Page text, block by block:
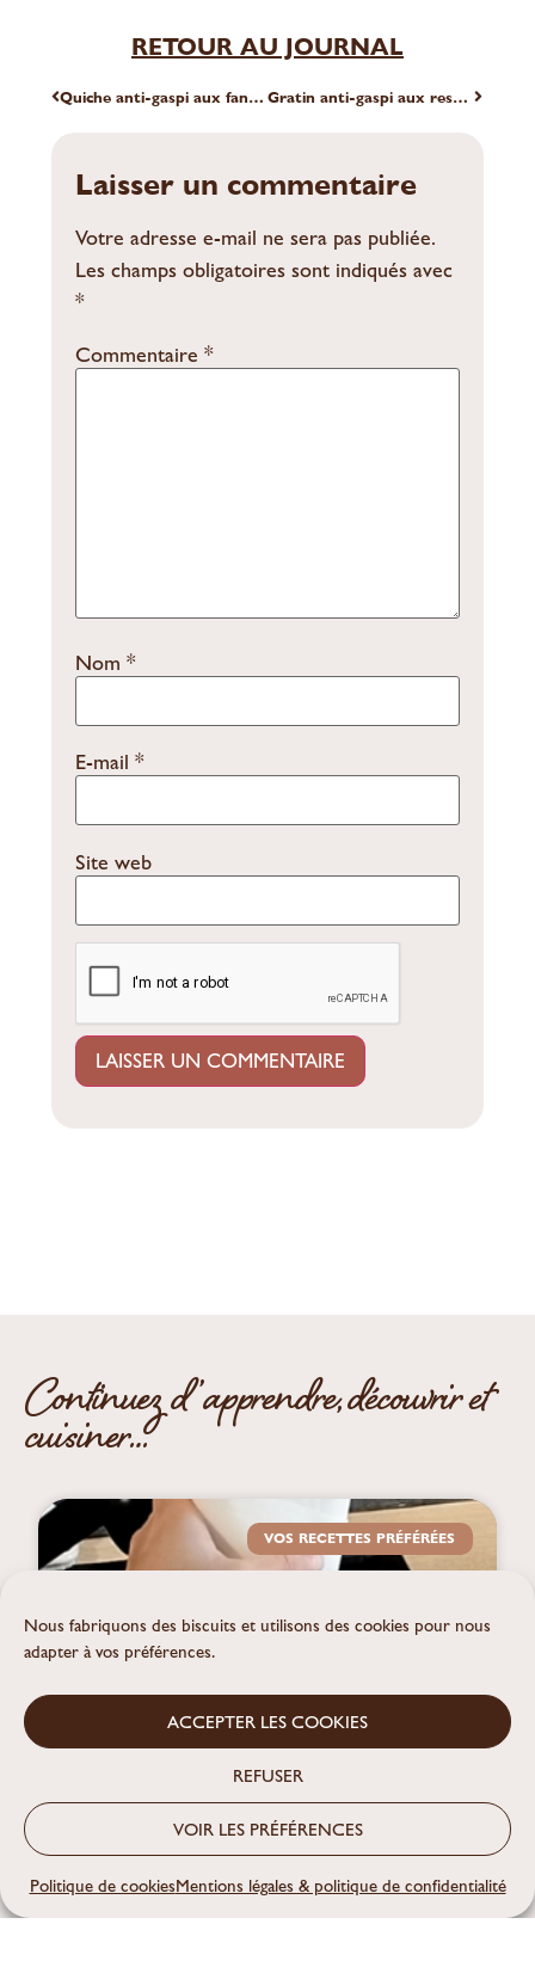
Nous fabriquons des biscuits et utilisons des cookies pour nous
adapter à vos préférences.
ACCEPTER LES COOKIES
REFUSER
VOIR LES PRÉFÉRENCES
Politique de cookiesMentions légales & politique de confidentialité
RETOUR AU JOURNAL
Quiche anti-gaspi aux fanes de radis, truite fumée et chèvre Gratin anti-gaspi aux restes de pâtes, poireaux et champignons
Laisser un commentaire
Votre adresse e-mail ne sera pas publiée.
Les champs obligatoires sont indiqués avec
*
Commentaire *
Nom *
E-mail *
Site web
Continuez d’apprendre, découvrir et
cuisiner…
VOS RECETTES PRÉFÉRÉES
Lessive maison